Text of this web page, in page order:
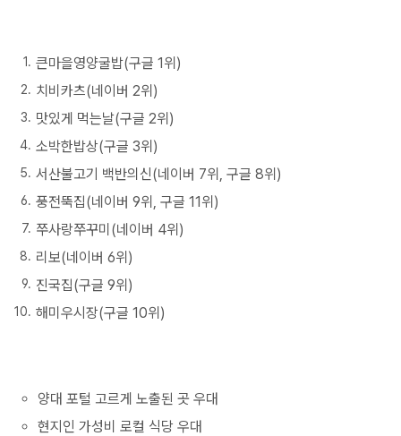
큰마을영양굴밥(구글 1위)
치비카츠(네이버 2위)
맛있게 먹는날(구글 2위)
소박한밥상(구글 3위)
서산불고기 백반의신(네이버 7위, 구글 8위)
풍전뚝집(네이버 9위, 구글 11위)
쭈사랑쭈꾸미(네이버 4위)
리보(네이버 6위)
진국집(구글 9위)
해미우시장(구글 10위)
양대 포털 고르게 노출된 곳 우대
현지인 가성비 로컬 식당 우대